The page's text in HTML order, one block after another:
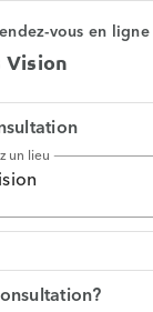
vous en ligne
Vision
un lieu